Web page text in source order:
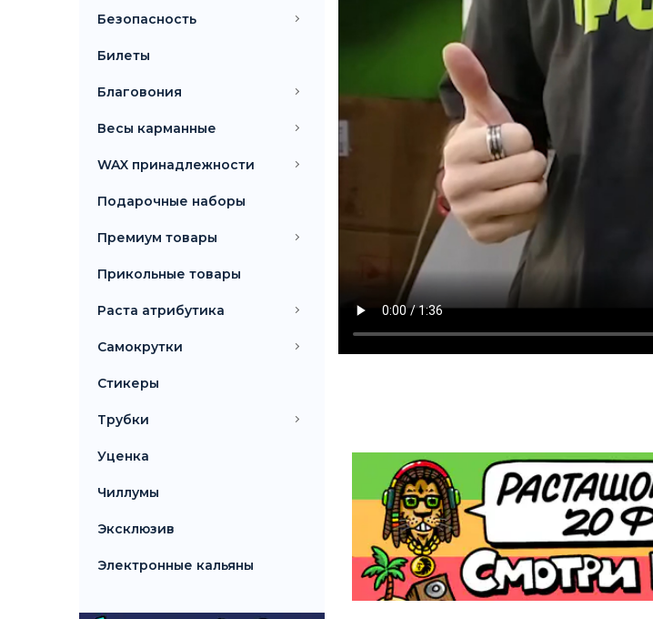
Безопасность
Билеты
Благовония
Весы карманные
WAX принадлежности
Подарочные наборы
Премиум товары
Прикольные товары
Раста атрибутика
Самокрутки
Стикеры
Трубки
Уценка
Чиллумы
Эксклюзив
Электронные кальяны